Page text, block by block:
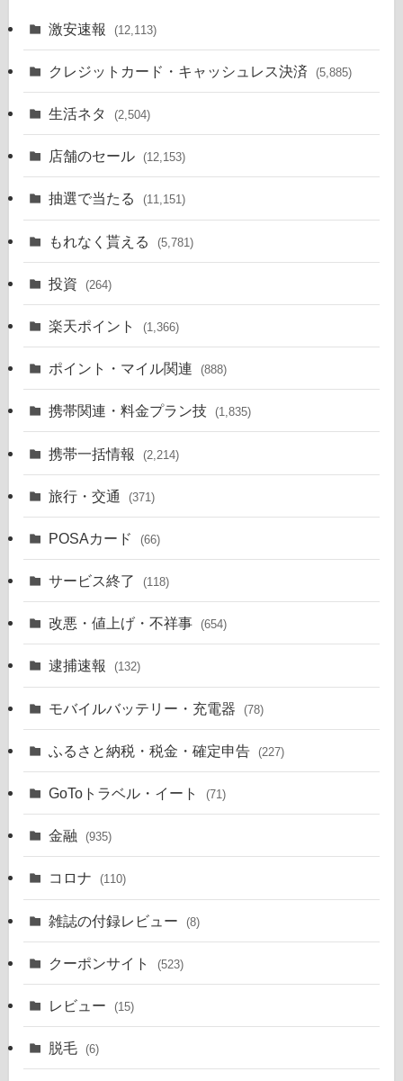
激安速報 (12,113)
クレジットカード・キャッシュレス決済 (5,885)
生活ネタ (2,504)
店舗のセール (12,153)
抽選で当たる (11,151)
もれなく貰える (5,781)
投資 (264)
楽天ポイント (1,366)
ポイント・マイル関連 (888)
携帯関連・料金プラン技 (1,835)
携帯一括情報 (2,214)
旅行・交通 (371)
POSAカード (66)
サービス終了 (118)
改悪・値上げ・不祥事 (654)
逮捕速報 (132)
モバイルバッテリー・充電器 (78)
ふるさと納税・税金・確定申告 (227)
GoToトラベル・イート (71)
金融 (935)
コロナ (110)
雑誌の付録レビュー (8)
クーポンサイト (523)
レビュー (15)
脱毛 (6)